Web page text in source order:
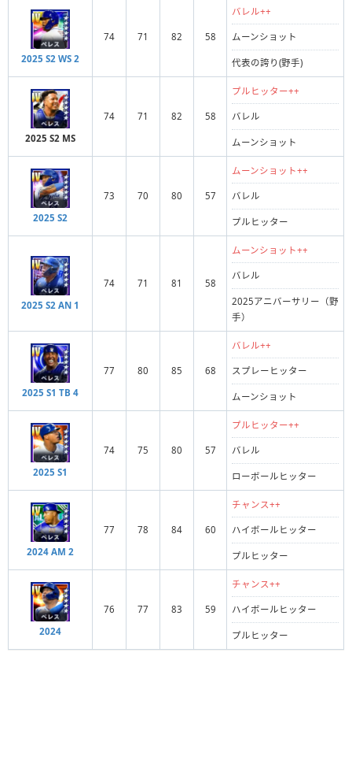
2025 S2 WS 2
74 71 82 58
バレル++
ムーンショット
代表の誇り(野手)
2025 S2 MS
74 71 82 58
プルヒッター++
バレル
ムーンショット
2025 S2
73 70 80 57
ムーンショット++
バレル
プルヒッター
2025 S2 AN 1
74 71 81 58
ムーンショット++
バレル
2025アニバーサリー（野
手）
2025 S1 TB 4
77 80 85 68
バレル++
スプレーヒッター
ムーンショット
2025 S1
74 75 80 57
プルヒッター++
バレル
ローボールヒッター
2024 AM 2
77 78 84 60
チャンス++
ハイボールヒッター
プルヒッター
2024
76 77 83 59
チャンス++
ハイボールヒッター
プルヒッター